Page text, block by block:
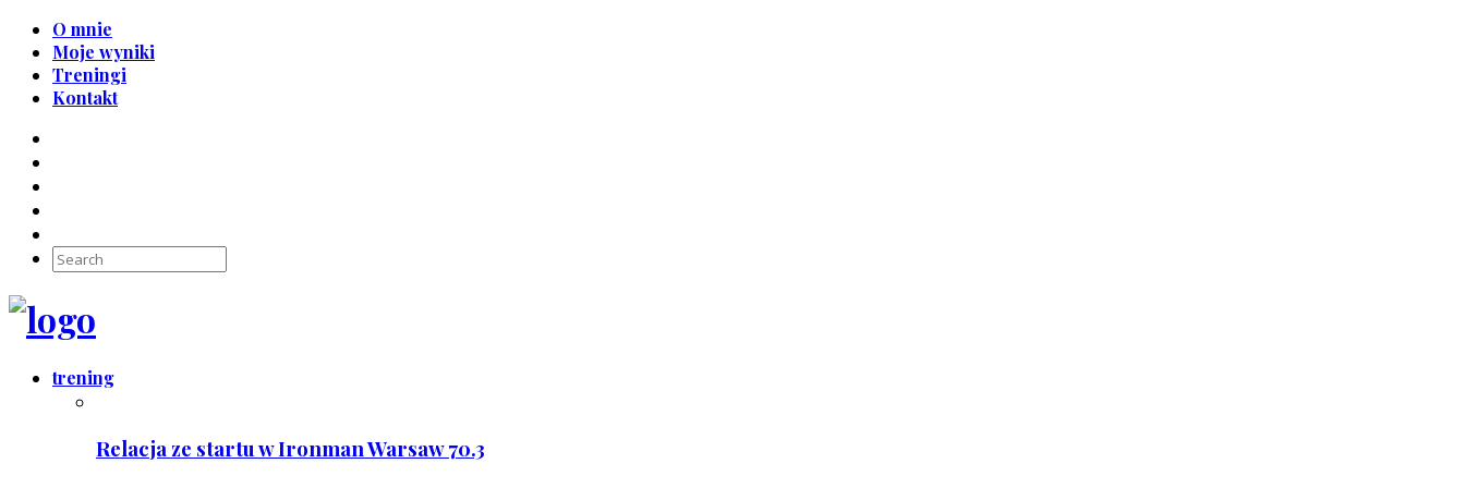
O mnie
Moje wyniki
Treningi
Kontakt
trening
Relacja ze startu w Ironman Warsaw 70.3